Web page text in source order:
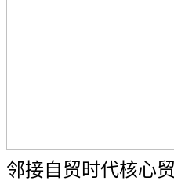
邻接自贸时代核心